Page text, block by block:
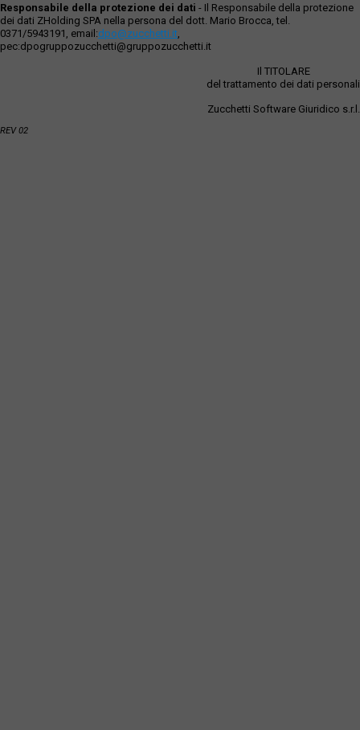
Responsabile della protezione dei dati - Il Responsabile della protezione
dei dati ZHolding SPA nella persona del dott. Mario Brocca, tel.
0371/5943191, email:dpo@zucchetti.it
pec:dpogruppozucchetti@gruppozucchetti.it
Il TITOLARE
del trattamento dei dati personali
Zucchetti Software Giuridico s.r.l.
REV 02